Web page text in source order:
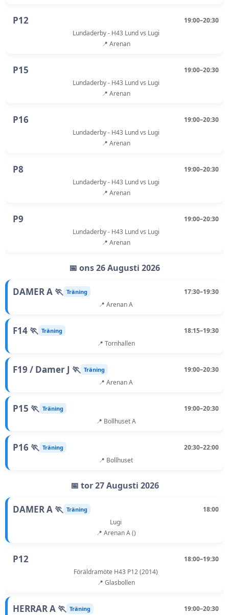
P12
19:00–20:30
Lundaderby - H43 Lund vs Lugi
📍 Arenan
P15
19:00–20:30
Lundaderby - H43 Lund vs Lugi
📍 Arenan
P16
19:00–20:30
Lundaderby - H43 Lund vs Lugi
📍 Arenan
P8
19:00–20:30
Lundaderby - H43 Lund vs Lugi
📍 Arenan
P9
19:00–20:30
Lundaderby - H43 Lund vs Lugi
📍 Arenan
📅 ons 26 Augusti 2026
DAMER A 🏃 Träning
17:30–19:30
📍 Arenan A
F14 🏃 Träning
18:15–19:30
📍 Tornhallen
F19 / Damer J 🏃 Träning
19:00–20:30
📍 Arenan A
P15 🏃 Träning
19:00–20:30
📍 Bollhuset A
P16 🏃 Träning
20:30–22:00
📍 Bollhuset
📅 tor 27 Augusti 2026
DAMER A 🏃 Träning
18:00
Lugi
📍 Arenan A ()
P12
18:00–19:30
Föräldramöte H43 P12 (2014)
📍 Glasbollen
HERRAR A 🏃 Träning
19:00–20:30